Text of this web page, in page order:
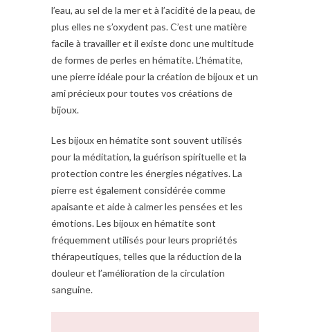
l’eau, au sel de la mer et à l’acidité de la peau, de
plus elles ne s’oxydent pas. C’est une matière
facile à travailler et il existe donc une multitude
de formes de perles en hématite. L’hématite,
une pierre idéale pour la création de bijoux et un
ami précieux pour toutes vos créations de
bijoux.
Les bijoux en hématite sont souvent utilisés
pour la méditation, la guérison spirituelle et la
protection contre les énergies négatives. La
pierre est également considérée comme
apaisante et aide à calmer les pensées et les
émotions. Les bijoux en hématite sont
fréquemment utilisés pour leurs propriétés
thérapeutiques, telles que la réduction de la
douleur et l’amélioration de la circulation
sanguine.